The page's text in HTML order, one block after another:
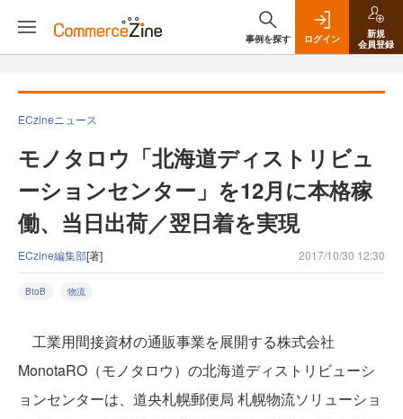
事例を探す ログイン
新規
会員登録
ECzineニュース
モノタロウ「北海道ディストリビュ
ーションセンター」を12月に本格稼
働、当日出荷／翌日着を実現
ECzine編集部[著] 2017/10/30 12:30
BtoB 物流
工業用間接資材の通販事業を展開する株式会社
MonotaRO（モノタロウ）の北海道ディストリビューシ
ョンセンターは、道央札幌郵便局 札幌物流ソリューショ